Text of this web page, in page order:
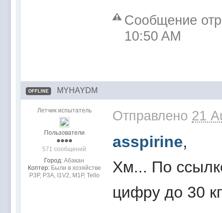
Сообщение
10:50 AM
OFFLINE MYHAYDM
Летчик испытатель
Пользователи
571 сообщений
Город: Абакан
Коптер: Были в хозяйстве
Р3Р, Р3А, I1V2, M1P, Tello
Отправлено 21
asspirine,
Хм... По
цифру до 30